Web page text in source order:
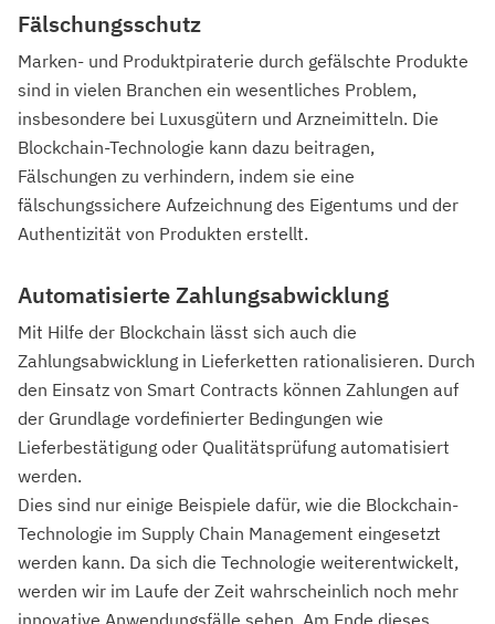
Fälschungsschutz
Marken- und Produktpiraterie durch gefälschte Produkte
sind in vielen Branchen ein wesentliches Problem,
insbesondere bei Luxusgütern und Arzneimitteln. Die
Blockchain-Technologie kann dazu beitragen,
Fälschungen zu verhindern, indem sie eine
fälschungssichere Aufzeichnung des Eigentums und der
Authentizität von Produkten erstellt.
Automatisierte Zahlungsabwicklung
Mit Hilfe der Blockchain lässt sich auch die
Zahlungsabwicklung in Lieferketten rationalisieren. Durch
den Einsatz von Smart Contracts können Zahlungen auf
der Grundlage vordefinierter Bedingungen wie
Lieferbestätigung oder Qualitätsprüfung automatisiert
werden.
Dies sind nur einige Beispiele dafür, wie die Blockchain-
Technologie im Supply Chain Management eingesetzt
werden kann. Da sich die Technologie weiterentwickelt,
werden wir im Laufe der Zeit wahrscheinlich noch mehr
innovative Anwendungsfälle sehen. Am Ende dieses